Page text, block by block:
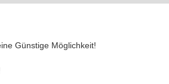
Günstige Möglichkeit!